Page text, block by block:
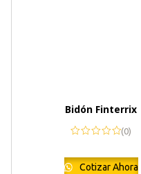
Bidón Finterrix
(0)
Cotizar Ahora